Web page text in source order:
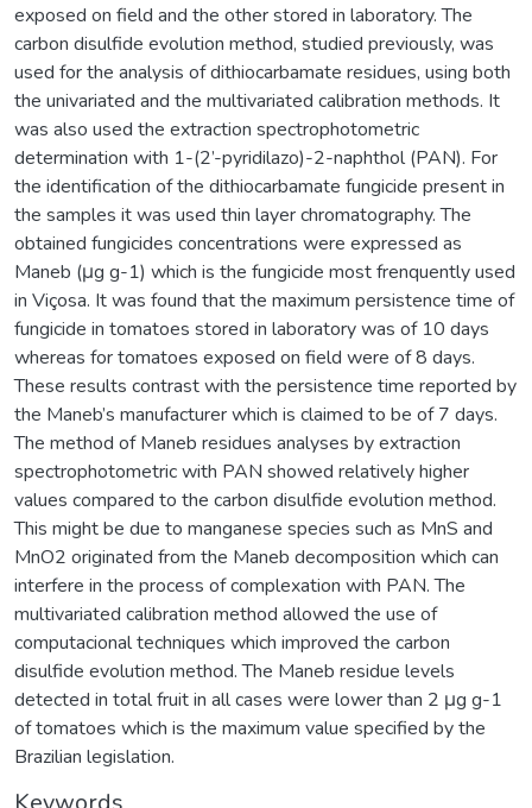
exposed on field and the other stored in laboratory. The
carbon disulfide evolution method, studied previously, was
used for the analysis of dithiocarbamate residues, using both
the univariated and the multivariated calibration methods. It
was also used the extraction spectrophotometric
determination with 1-(2’-pyridilazo)-2-naphthol (PAN). For
the identification of the dithiocarbamate fungicide present in
the samples it was used thin layer chromatography. The
obtained fungicides concentrations were expressed as
Maneb (μg g-1) which is the fungicide most frenquently used
in Viçosa. It was found that the maximum persistence time of
fungicide in tomatoes stored in laboratory was of 10 days
whereas for tomatoes exposed on field were of 8 days.
These results contrast with the persistence time reported by
the Maneb’s manufacturer which is claimed to be of 7 days.
The method of Maneb residues analyses by extraction
spectrophotometric with PAN showed relatively higher
values compared to the carbon disulfide evolution method.
This might be due to manganese species such as MnS and
MnO2 originated from the Maneb decomposition which can
interfere in the process of complexation with PAN. The
multivariated calibration method allowed the use of
computacional techniques which improved the carbon
disulfide evolution method. The Maneb residue levels
detected in total fruit in all cases were lower than 2 μg g-1
of tomatoes which is the maximum value specified by the
Brazilian legislation.